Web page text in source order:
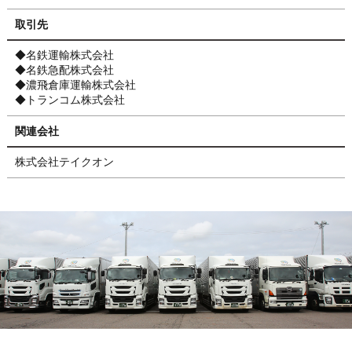
取引先
◆名鉄運輸株式会社
◆名鉄急配株式会社
◆濃飛倉庫運輸株式会社
◆トランコム株式会社
関連会社
株式会社テイクオン